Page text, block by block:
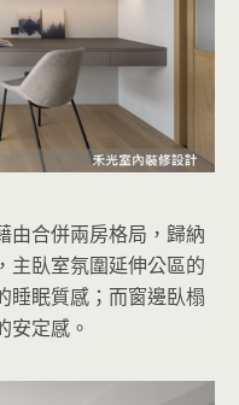
由合併兩房格局，歸納
主臥室氛圍延伸公區的
睡眠質感；而窗邊臥榻
安定感。